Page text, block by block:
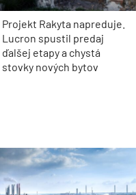
Projekt Rakyta napreduje.
Lucron spustil predaj
ďalšej etapy a chystá
stovky nových bytov